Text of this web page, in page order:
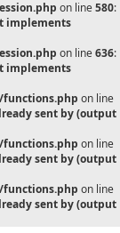
on line580:
implements
on line636:
implements
functions.php on line
sent by (output
functions.php on line
sent by (output
functions.php on line
sent by (output